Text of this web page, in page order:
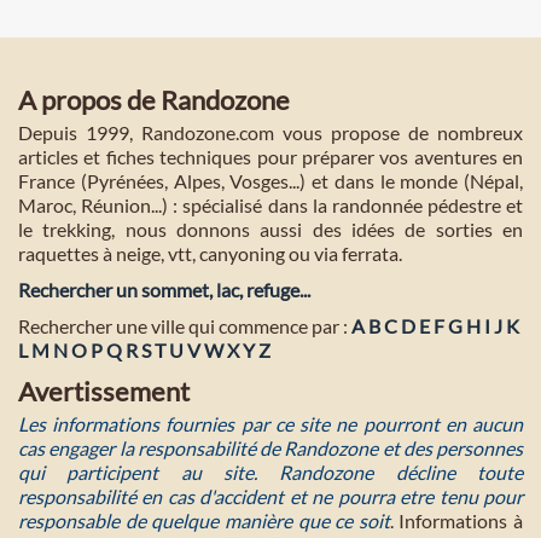
A propos de Randozone
Depuis 1999, Randozone.com vous propose de nombreux
articles et fiches techniques pour préparer vos aventures en
France (Pyrénées, Alpes, Vosges...) et dans le monde (Népal,
Maroc, Réunion...) : spécialisé dans la randonnée pédestre et
le trekking, nous donnons aussi des idées de sorties en
raquettes à neige, vtt, canyoning ou via ferrata.
Rechercher un sommet, lac, refuge...
Rechercher une ville qui commence par : A BC D E FG H I J K
L M NO PQ RST U VWXYZ
Avertissement
Les informations fournies par ce site ne pourront en aucun
cas engager la responsabilité de Randozone et des personnes
qui participent au site. Randozone décline toute
responsabilité en cas d'accident et ne pourra etre tenu pour
responsable de quelque manière que ce soit. Informations à